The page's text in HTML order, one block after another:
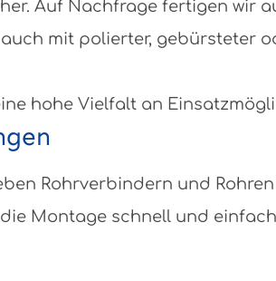
Auf Nachfrage fertigen wir
mit polierter, gebürsteter
hohe Vielfalt an
Rohrverbindern und
Montage schnell und